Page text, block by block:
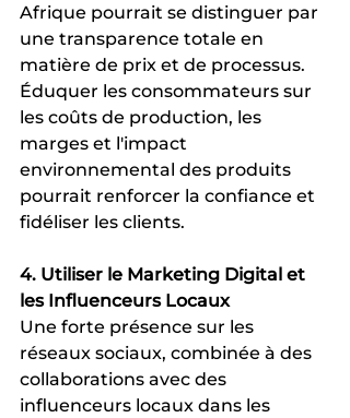
Afrique pourrait se distinguer par
une transparence totale en
matière de prix et de processus.
Éduquer les consommateurs sur
les coûts de production, les
marges et l'impact
environnemental des produits
pourrait renforcer la confiance et
fidéliser les clients.
4. Utiliser le Marketing Digital et
les Influenceurs Locaux
Une forte présence sur les
réseaux sociaux, combinée à des
collaborations avec des
influenceurs locaux dans les